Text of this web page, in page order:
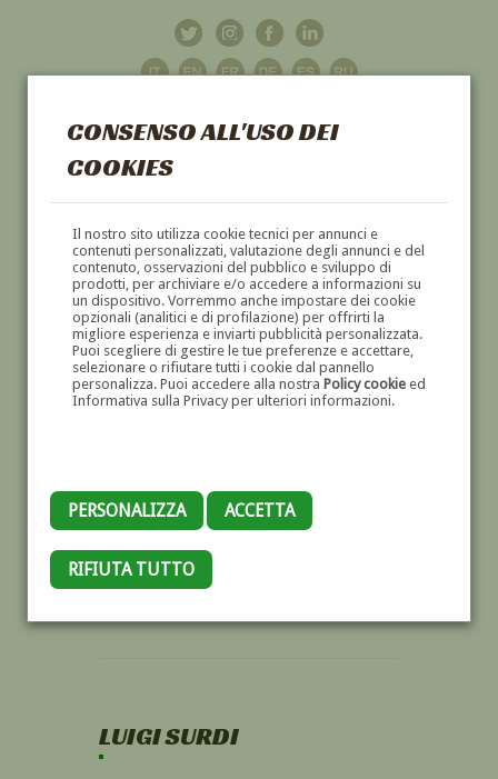
CONSENSO ALL'USO DEI
COOKIES
Il nostro sito utilizza cookie tecnici per annunci e
contenuti personalizzati, valutazione degli annunci e del
contenuto, osservazioni del pubblico e sviluppo di
prodotti, per archiviare e/o accedere a informazioni su
un dispositivo. Vorremmo anche impostare dei cookie
opzionali (analitici e di profilazione) per offrirti la
migliore esperienza e inviarti pubblicità personalizzata.
Puoi scegliere di gestire le tue preferenze e accettare,
selezionare o rifiutare tutti i cookie dal pannello
personalizza. Puoi accedere alla nostra Policy cookieed
Informativa sulla Privacy per ulteriori informazioni.
PERSONALIZZA ACCETTA
RIFIUTA TUTTO
GALLERIAD'ARTE
DIPINTI E SCULTURE '800 E '900
LUIGI SURDI